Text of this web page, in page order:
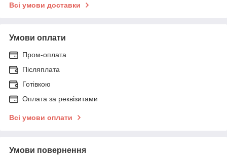
Всі умови доставки
Умови оплати
Пром-оплата
Післяплата
Готівкою
Оплата за реквізитами
Всі умови оплати
Умови повернення